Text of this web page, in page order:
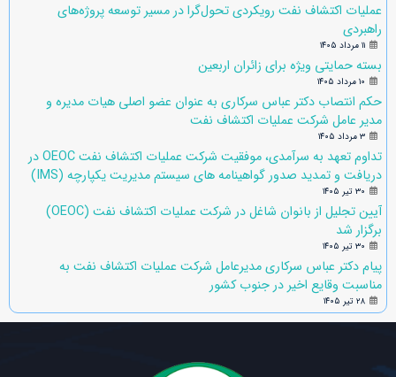
عملیات اکتشاف نفت رویکردی تحول‌گرا در مسیر توسعه پروژه‌های
راهبردی
۱۱ مرداد ۱۴۰۵
بسته حمایتی ویژه برای زائران اربعین
۱۰ مرداد ۱۴۰۵
حکم انتصاب دکتر عباس سرکاری به عنوان عضو اصلی هیات مدیره و
مدیر عامل شرکت عملیات اکتشاف نفت
۳ مرداد ۱۴۰۵
تداوم تعهد به سرآمدی، موفقیت شرکت عملیات اکتشاف نفت OEOC در
دریافت و تمدید صدور گواهینامه های سیستم مدیریت یکپارچه (IMS)
۳۰ تیر ۱۴۰۵
آیین تجلیل از بانوان شاغل در شرکت عملیات اکتشاف نفت (OEOC)
برگزار شد
۳۰ تیر ۱۴۰۵
پیام دکتر عباس سرکاری مدیرعامل شرکت عملیات اکتشاف نفت به
مناسبت وقایع اخیر در جنوب کشور
۲۸ تیر ۱۴۰۵